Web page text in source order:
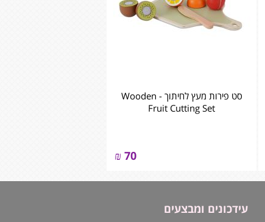
סט פירות מעץ לחיתוך - ‏‏‏‏Wooden
Fruit Cutting Set
70
₪
עידכונים ומבצעים